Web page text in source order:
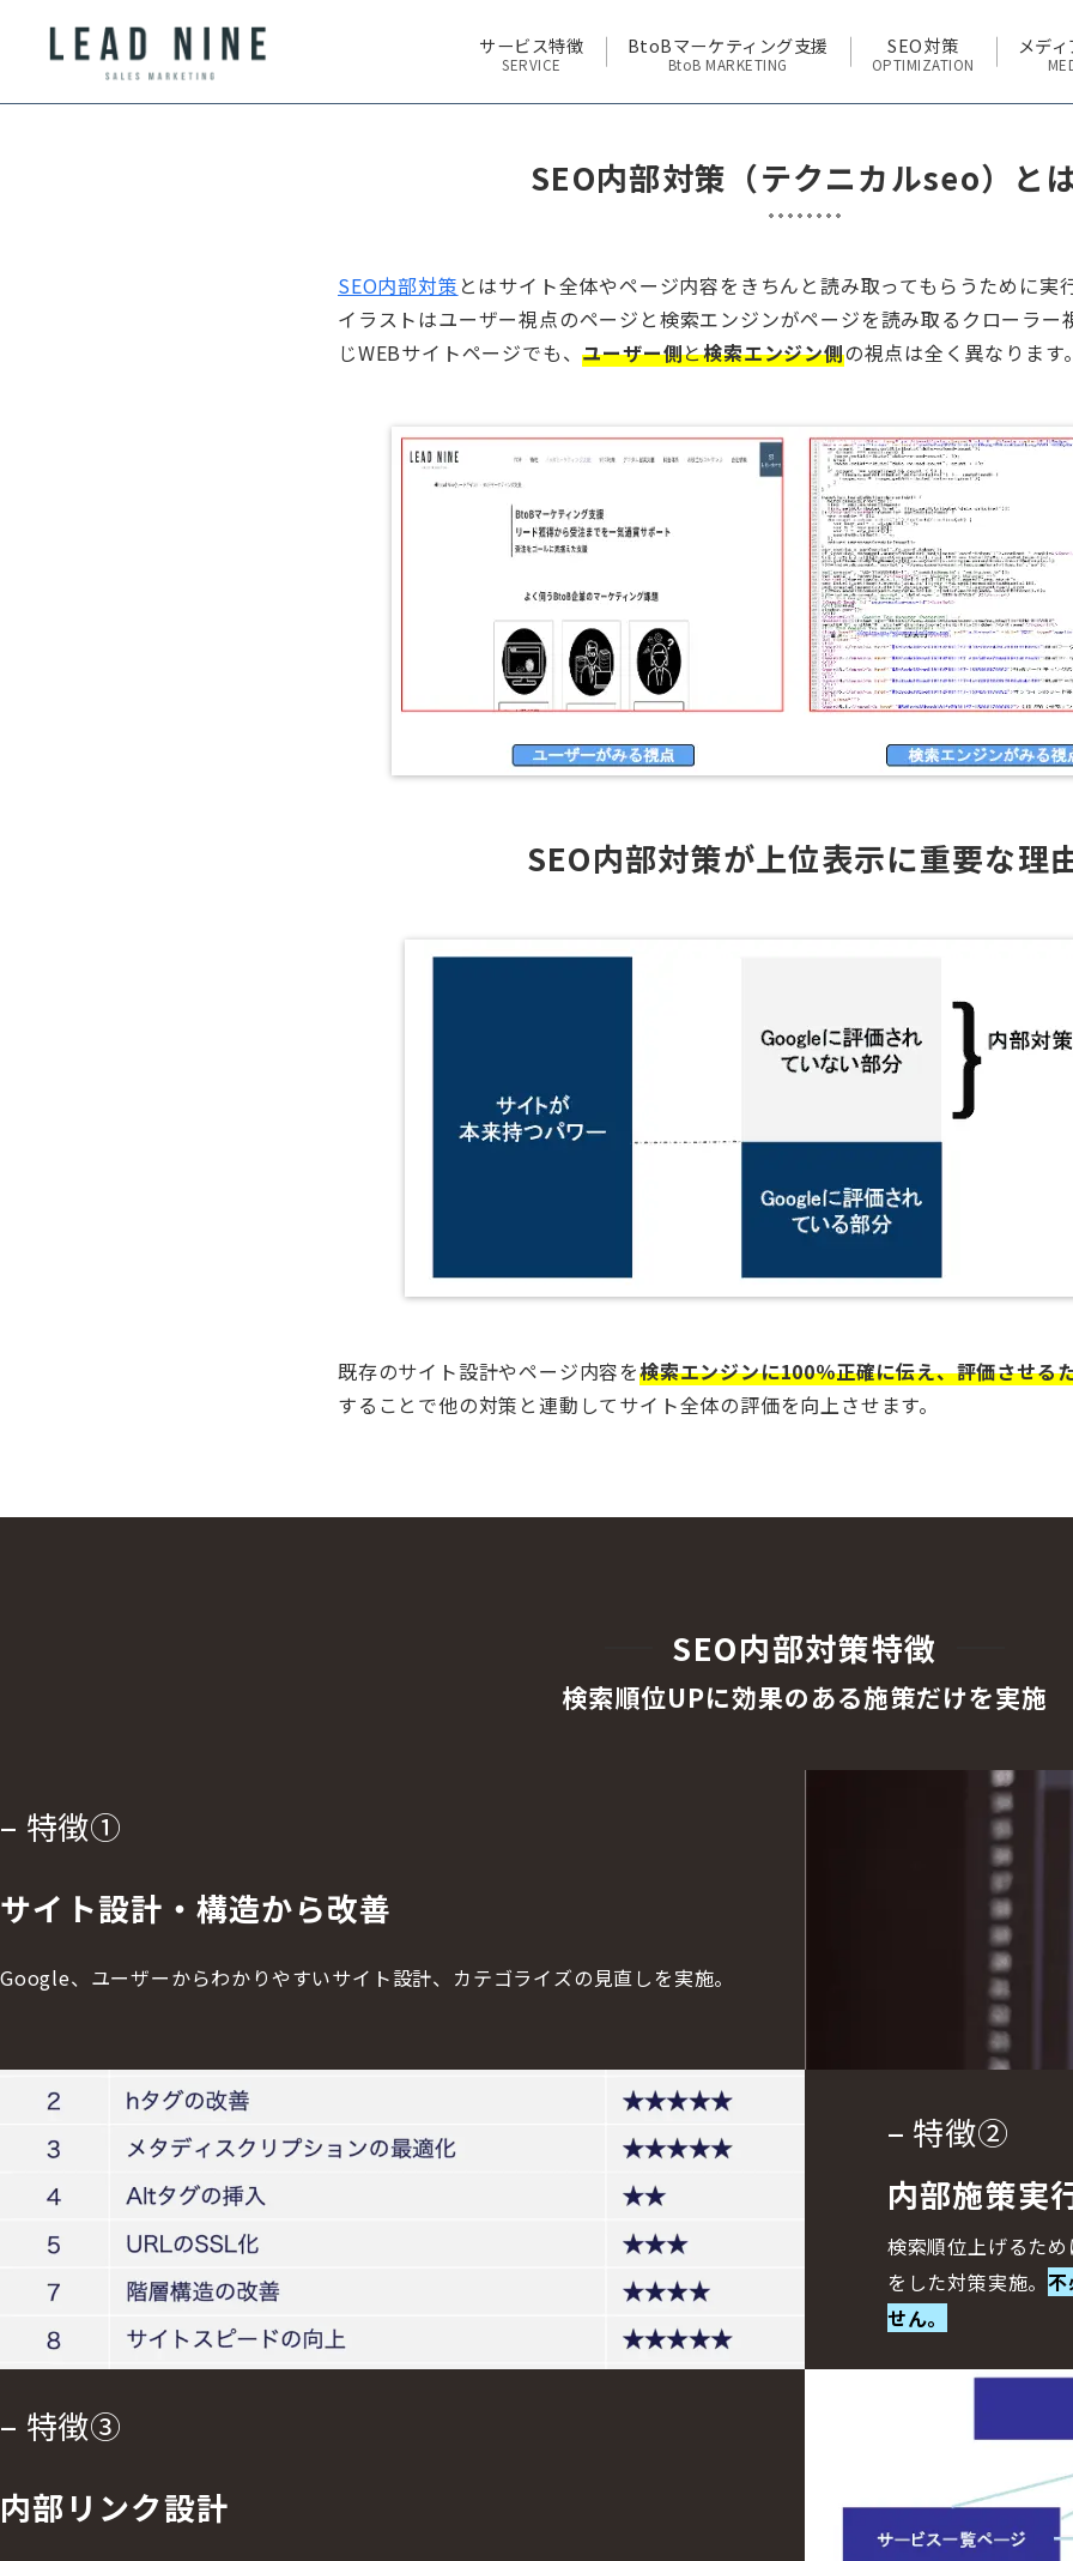
サービス特徴
SERVICE
BtoBマーケティング支援
BtoB MARKETING
SEO対策
OPTIMIZATION
メデ
SEO内部対策（テクニカルseo）と
SEO内部対策 とはサイト全体やページ内容をきちんと読み取ってもらうために実
イラストはユーザー視点のページと検索エンジンがページを読み取るクローラー
じWEBサイトページでも、ユーザー側と検索エンジン側の視点は全く異なります
SEO内部対策が上位表示に重要な理
既存のサイト設計やページ内容を検索エンジンに100％正確に伝え、評価させる
することで他の対策と連動してサイト全体の評価を向上させます。
SEO内部対策特徴
検索順位UPに効果のある施策だけを実施
– 特徴①
サイト設計・構造から改善
Google、ユーザーからわかりやすいサイト設計、カテゴライズの見直しを実施。
– 特徴②
内部施策実
検索順位上げるた
をした対策実施。
せん。
– 特徴③
内部リンク設計